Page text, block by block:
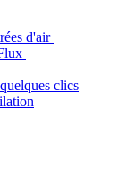
d'air
clics